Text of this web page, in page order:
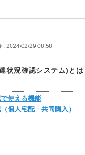
: 2024/02/29 08:58
状況確認システム)と
使える機能
個人宅配・共同購入）